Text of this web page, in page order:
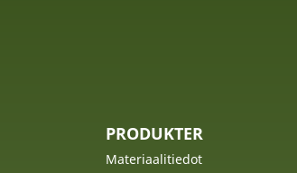
PRODUKTER
Materiaalitiedot